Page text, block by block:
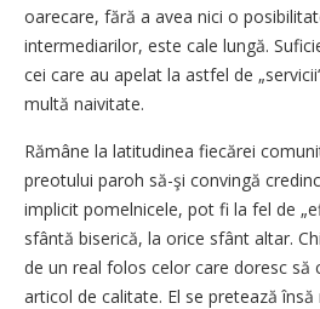
oarecare, fără a avea nici o
intermediarilor, este cale lungă.
cei care au apelat la astfel de
multă naivitate.
Rămâne la latitudinea fiecărei
preotului paroh să-şi convingă
implicit pomelnicele, pot fi la fel de
sfântă biserică, la orice sfânt altar.
de un real folos celor care doresc să
articol de calitate. El se pretează